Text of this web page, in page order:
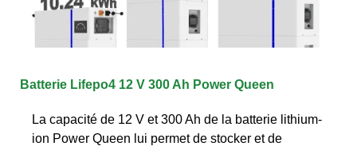
Batterie Lifepo4 12 V 300 Ah Power Queen
La capacité de 12 V et 300 Ah de la batterie lithium-
ion Power Queen lui permet de stocker et de